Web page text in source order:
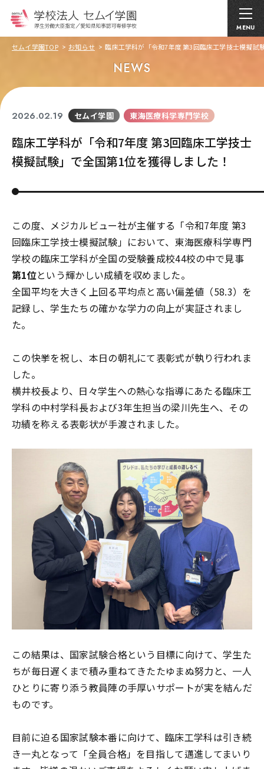
MENU
セムイ学園TOP お知らせ 臨床工学科が「令和7年度 第3回臨床工学技士模擬試
NEWS
2026.02.19 セムイ学園 東海医療科学専門学校
臨床工学科が「令和7年度 第3回臨床工学技士
模擬試験」で全国第1位を獲得しました！
この度、メジカルビュー社が主催する「令和7年度 第3
回臨床工学技士模擬試験」において、東海医療科学専門
学校の臨床工学科が全国の受験養成校44校の中で見事
第1位という輝かしい成績を収めました。
全国平均を大きく上回る平均点と高い偏差値（58.3）を
記録し、学生たちの確かな学力の向上が実証されまし
た。
この快挙を祝し、本日の朝礼にて表彰式が執り行われま
した。
横井校長より、日々学生への熱心な指導にあたる臨床工
学科の中村学科長および3年生担当の梁川先生へ、その
功績を称える表彰状が手渡されました。
この結果は、国家試験合格という目標に向けて、学生た
ちが毎日遅くまで積み重ねてきたたゆまぬ努力と、一人
ひとりに寄り添う教員陣の手厚いサポートが実を結んだ
ものです。
目前に迫る国家試験本番に向けて、臨床工学科は引き続
き一丸となって「全員合格」を目指して邁進してまいり